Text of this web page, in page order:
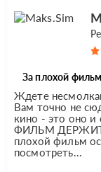
За плохой
Ждете
Вам точно не
кино - это оно и
ФИЛЬМ ДЕРЖИТ
плохой фильм
посмотреть...